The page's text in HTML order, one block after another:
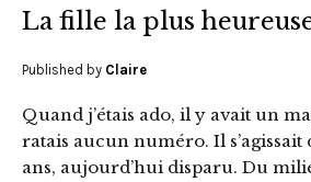
La fille la plus
Published by Claire
Quand j’étais ado, il y avait un
ratais aucun numéro. Il
ans, aujourd’hui disparu. Du